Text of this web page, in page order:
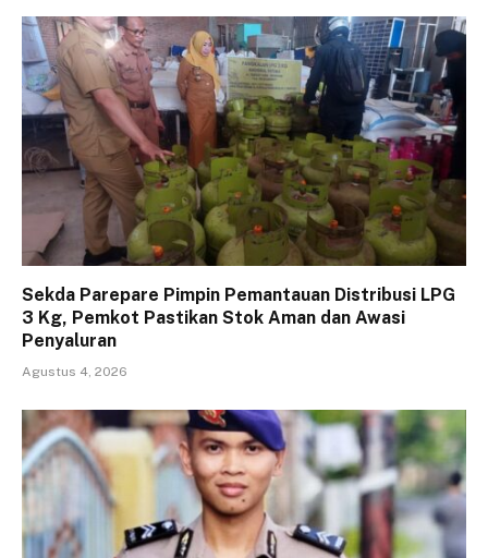
Sekda Parepare Pimpin Pemantauan Distribusi LPG
3 Kg, Pemkot Pastikan Stok Aman dan Awasi
Penyaluran
Agustus 4, 2026